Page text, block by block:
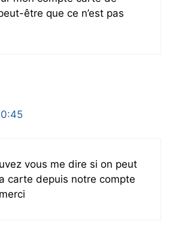
être que ce n’est pas
vous me dire si on peut
carte depuis notre compte